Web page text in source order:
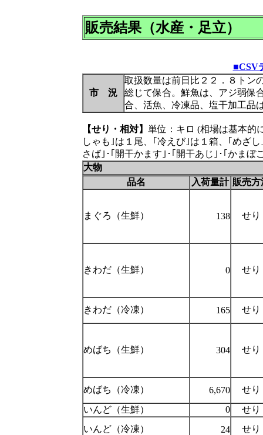
販売結果（水産・足立）
■CSV
市 況
取扱数量は前日比２２．８トン
総じて保合。鮮魚は、アジ弱保
合、活魚、冷凍品、塩干加工品
【せり・相対】 単位：キロ (相場は基本的
しゃも｣は１尾、｢冷えび｣は１箱、｢めざ
さば｣･｢開干かます｣･｢開干あじ｣･｢かま
大物
品名
入荷量計 販売方
まぐろ（生鮮） 138 せり
きわだ（生鮮） 0 せり
きわだ（冷凍） 165 せり
めばち（生鮮） 304 せり
めばち（冷凍） 6,670
せり
いんど（生鮮）
0
せり
いんど（冷凍）
24 せり